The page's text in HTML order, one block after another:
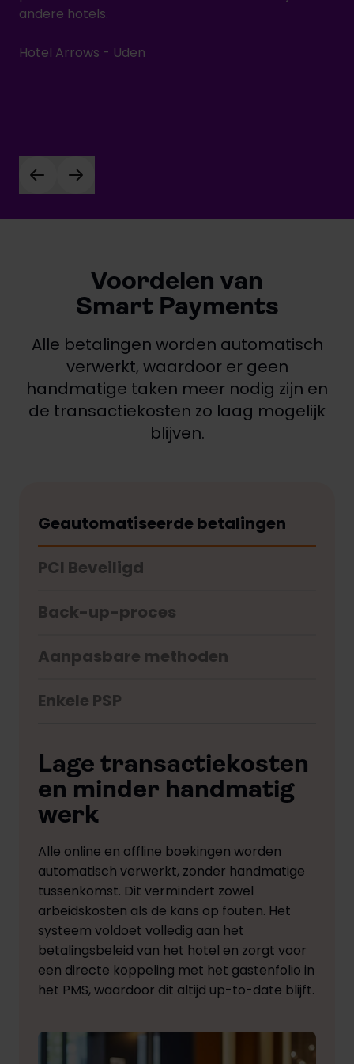
andere hotels.
Hotel Arrows - Uden
Voordelen van
Smart Payments
Alle betalingen worden automatisch
verwerkt, waardoor er geen
handmatige taken meer nodig zijn en
de transactiekosten zo laag mogelijk
blijven.
Geautomatiseerde betalingen
PCI Beveiligd
Back-up-proces
Aanpasbare methoden
Enkele PSP
Lage transactiekosten
en minder handmatig
werk
Alle online en offline boekingen worden
automatisch verwerkt, zonder handmatige
tussenkomst. Dit vermindert zowel
arbeidskosten als de kans op fouten. Het
systeem voldoet volledig aan het
betalingsbeleid van het hotel en zorgt voor
een directe koppeling met het gastenfolio in
het PMS, waardoor dit altijd up-to-date blijft.